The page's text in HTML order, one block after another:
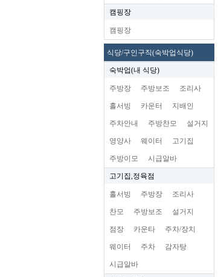
캠핑장
캠핑장
식당/구인구직(숙박업식당)
숙박업(내 식당)
주방장 주방보조 조리사
홀서빙 카운터 지배인
주차안내 주방찬모 설거지
영양사 웨이터 고기집
주방이모 시급알바
고기집,정육점
홀서빙 주방장 조리사
찬모 주방보조 설거지
점장 카운타 주차/장치
웨이터 주차 감자탕
시급알바